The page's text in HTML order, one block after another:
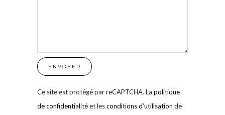
Ce site est protégé par reCAPTCHA. La politique
de confidentialitéet lesconditions d’utilisation de